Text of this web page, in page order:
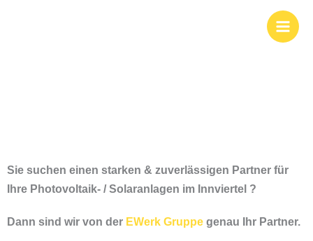
Photovoltaik und
Sie suchen einen starken & zuverlässigen Partner für
Ihre Photovoltaik- / Solaranlagen im Innviertel ?
Dann sind wir von der EWerk Gruppe genau Ihr Partner.